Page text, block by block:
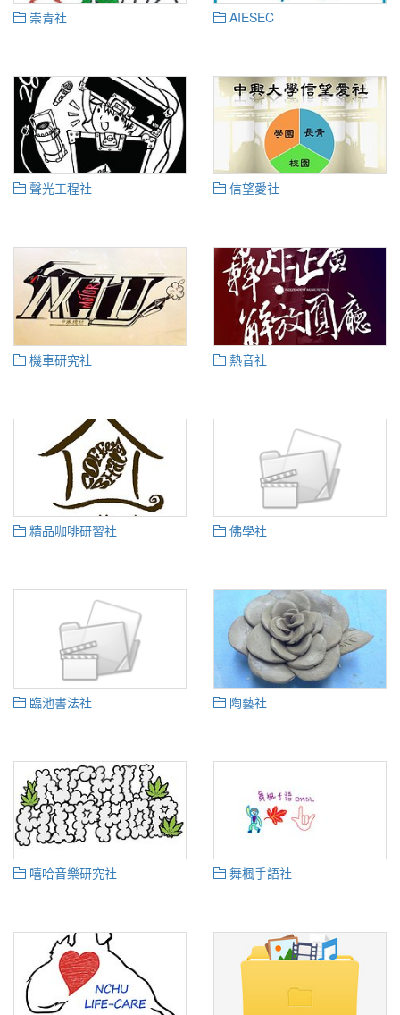
崇青社 AIESEC
聲光工程社 信望愛社
機車研究社 熱音社
精品咖啡研習社 佛學社
臨池書法社 陶藝社
嘻哈音樂研究社 舞楓手語社